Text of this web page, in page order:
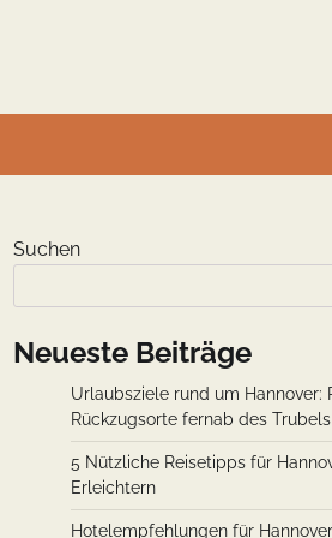
Suchen
Neueste Beiträge
Urlaubsziele rund um Hannover:
Rückzugsorte fernab des Trubels
5 Nützliche Reisetipps für
Erleichtern
Hotelempfehlungen für